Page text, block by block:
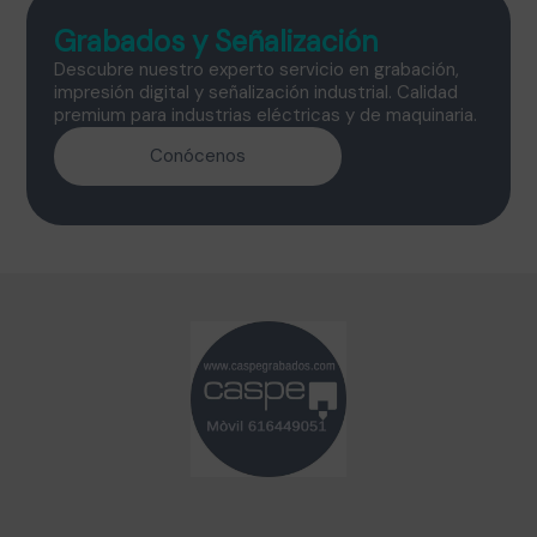
Grabados y Señalización
Descubre nuestro experto servicio en grabación,
impresión digital y señalización industrial. Calidad
premium para industrias eléctricas y de maquinaria.
Conócenos